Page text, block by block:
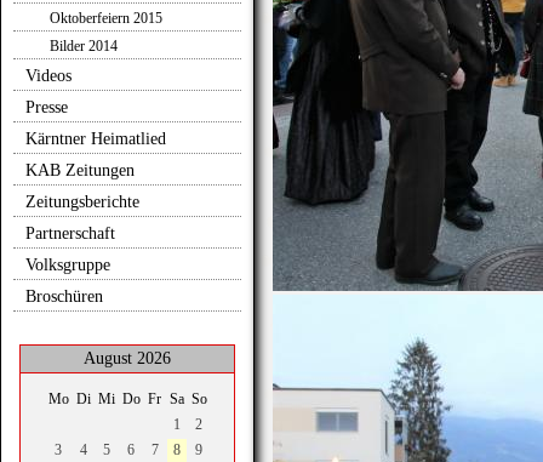
Oktoberfeiern 2015
Bilder 2014
Videos
Presse
Kärntner Heimatlied
KAB Zeitungen
Zeitungsberichte
Partnerschaft
Volksgruppe
Broschüren
August 2026
Mo Di Mi Do Fr Sa So
1
2
3
4 5 6 7 8
9